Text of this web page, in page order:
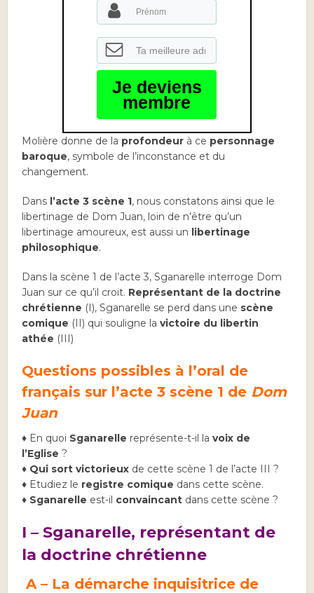
Je deviens
membre
Molière donne de la profondeur à ce personnage
baroque, symbole de l’inconstance et du
changement.
Dans l’acte 3 scène 1, nous constatons ainsi que le
libertinage de Dom Juan, loin de n’être qu’un
libertinage amoureux, est aussi un libertinage
philosophique.
Dans la scène 1 de l’acte 3, Sganarelle interroge Dom
Juan sur ce qu’il croit. Représentant de la doctrine
chrétienne (I), Sganarelle se perd dans une scène
comique (II) qui souligne lavictoire du libertin
athée (III)
Questions possibles à l’oral de
français sur l’acte 3 scène 1 de Dom
Juan
♦ En quoi Sganarelle représente-t-il lavoix de
l’Eglise ?
♦ Qui sort victorieux de cette scène 1 de l’acte III ?
♦ Etudiez le registre comique dans cette scène.
♦ Sganarelle est-il convaincant dans cette scène ?
I – Sganarelle, représentant de
la doctrine chrétienne
A – La démarche inquisitrice de